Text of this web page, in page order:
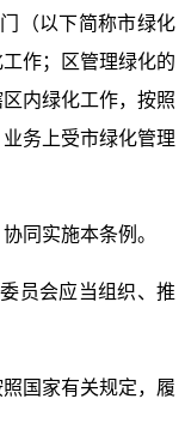
（以下简称市绿化
作；区管理绿化的
内绿化工作，按照
务上受市绿化管理
同实施本条例。
员会应当组织、推
国家有关规定，履